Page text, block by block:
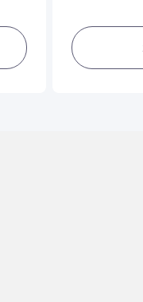
equipada,
sencillez,
unas